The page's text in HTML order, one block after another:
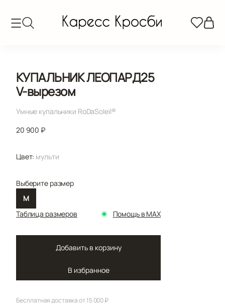
КУПАЛЬНИК ЛЕОПАРД25
V-вырезом
Умные купальники RoDaSoleil®️
20 900 ₽
Цвет: мульти
Выберите размер
M
Таблица размеров
Помощь в MAX
Добавить в корзину
В избранное
Бесплатная доставка от 15 000 ₽